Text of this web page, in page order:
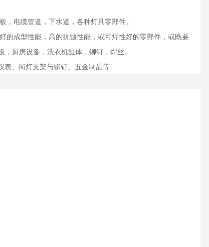
电缆管道，下水道，各种灯具零部件。
的成型性能，高的抗蚀性能，或可焊性好的零部件，或既要
厨房设备，洗衣机缸体，铆钉，焊丝。
表、街灯支架与铆钉、五金制品等